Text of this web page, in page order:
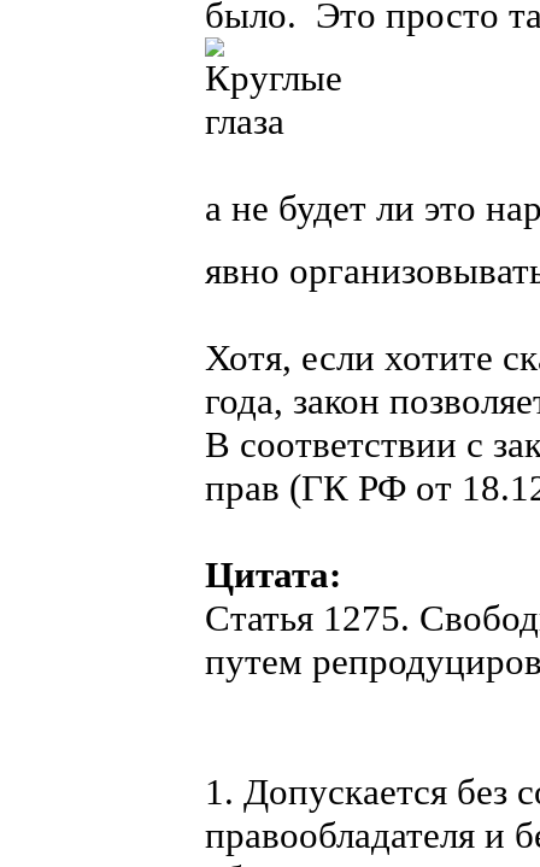
было. Это просто
а не будет ли это
явно
Хотя, если хотите
года, закон
В соответствии с
прав (ГК РФ от
Цитата:
Статья 1275.
путем
1. Допускается без
правообладателя и